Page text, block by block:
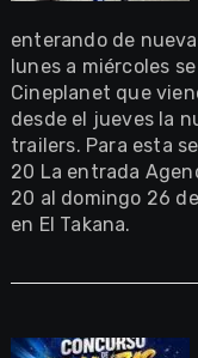
enterando de
lunes a miércoles
Cineplanet que
desde el jueves la
trailers. Para esta
20 La entrada
20 al domingo 26
en El Takana.